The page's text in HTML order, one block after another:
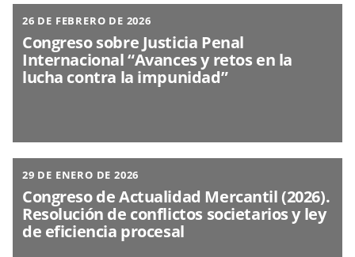
26 DE FEBRERO DE 2026
Congreso sobre Justicia Penal
Internacional “Avances y retos en la
lucha contra la impunidad”
29 DE ENERO DE 2026
Congreso de Actualidad Mercantil (2026).
Resolución de conflictos societarios y ley
de eficiencia procesal